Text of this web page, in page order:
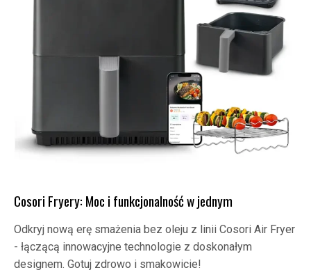
Cosori Fryery: Moc i funkcjonalność w jednym
Odkryj nową erę smażenia bez oleju z linii Cosori Air Fryer
- łączącą innowacyjne technologie z doskonałym
designem. Gotuj zdrowo i smakowicie!